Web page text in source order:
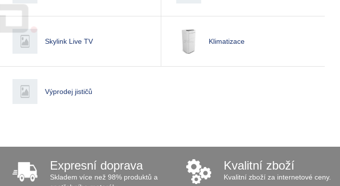
Skylink Live TV Klimatizace
Výprodej jističů
Expresní doprava
Skladem více než 98% produktů a
Kvalitní zboží
Kvalitní zboží za internetové ceny.